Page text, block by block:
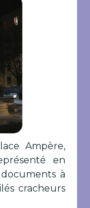
Ampère,
en
à
cracheurs